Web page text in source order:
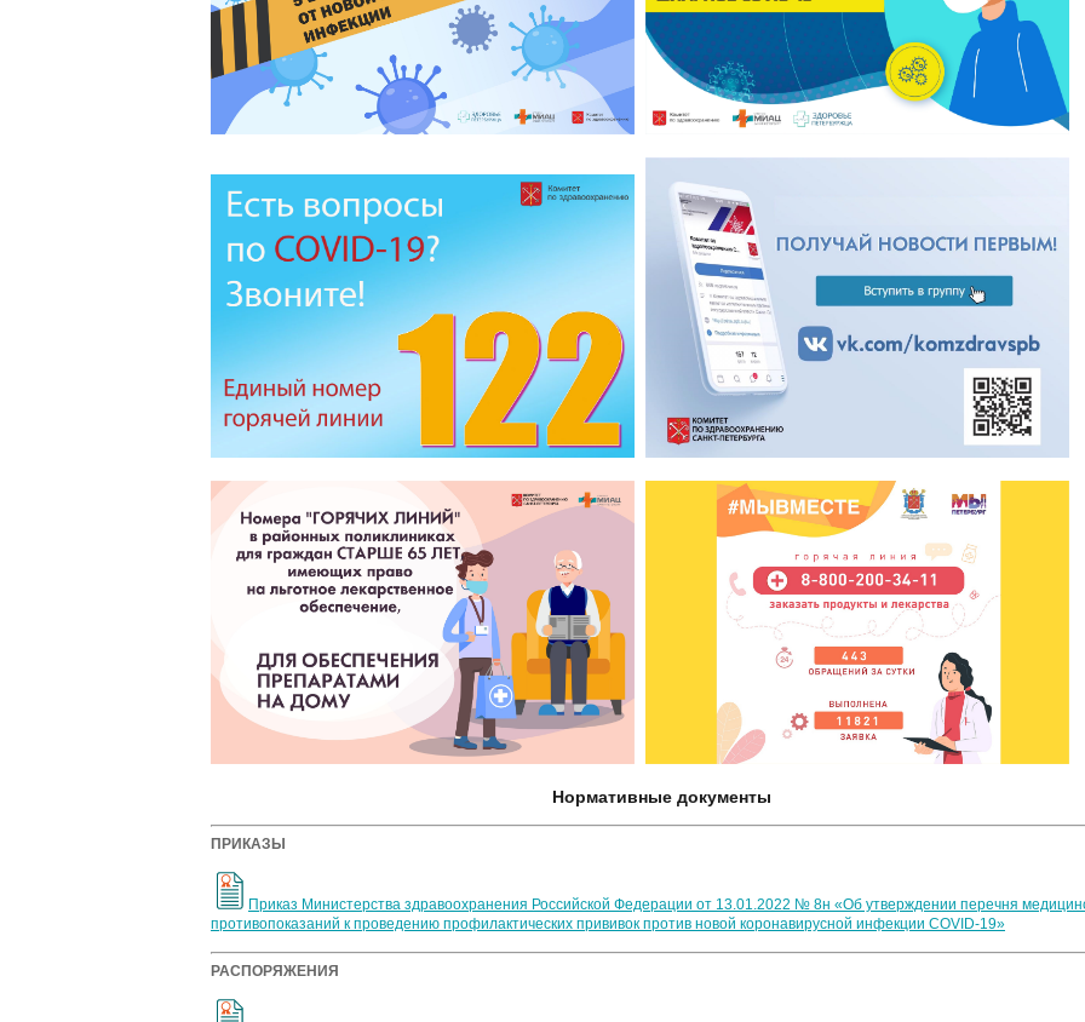
Нормативные документы
ПРИКАЗЫ
Приказ Министерства здравоохранения Российской Федерации от 13.01.2022 № 8н «Об утверждении перечня
противопоказаний к проведению профилактических прививок против новой коронавирусной инфекции СОVID-19»
РАСПОРЯЖЕНИЯ